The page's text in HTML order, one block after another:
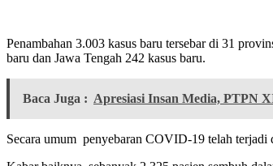
Penambahan 3.003 kasus baru tersebar di 31
baru dan Jawa Tengah 242 kasus baru.
Baca Juga : Apresiasi Insan Media, PTPN
Secara umum penyebaran COVID-19 telah